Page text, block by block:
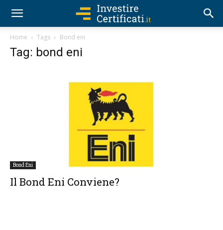
Home Tags Bond eni
Tag: bond eni
Bond Eni
Il Bond Eni Conviene?